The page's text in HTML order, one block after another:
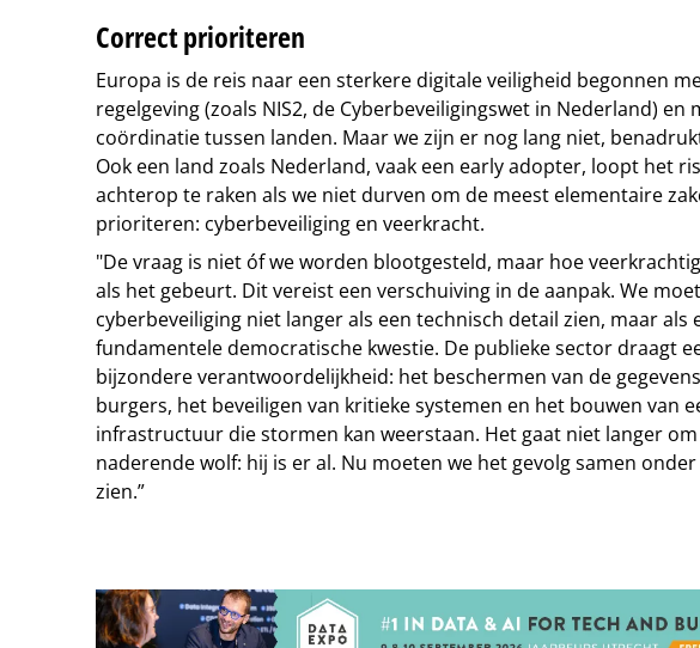
Correct prioriteren
Europa is de reis naar een sterkere digitale veiligheid begonnen
regelgeving (zoals NIS2, de Cyberbeveiligingswet in Nederland) en
coördinatie tussen landen. Maar we zijn er nog lang niet,
Ook een land zoals Nederland, vaak een early adopter, loopt het
achterop te raken als we niet durven om de meest elementaire
prioriteren: cyberbeveiliging en veerkracht.
"De vraag is niet óf we worden blootgesteld, maar hoe
als het gebeurt. Dit vereist een verschuiving in de aanpak. We
cyberbeveiliging niet langer als een technisch detail zien, maar als
fundamentele democratische kwestie. De publieke sector draagt
bijzondere verantwoordelijkheid: het beschermen van de
burgers, het beveiligen van kritieke systemen en het bouwen van
infrastructuur die stormen kan weerstaan. Het gaat niet langer om
naderende wolf: hij is er al. Nu moeten we het gevolg samen
zien.”